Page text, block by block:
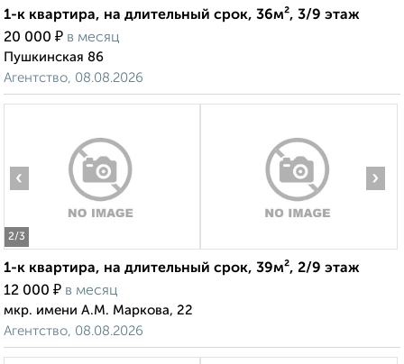
1-к квартира, на длительный срок, 36м², 3/9 этаж
20 000 ₽ в месяц
Пушкинская 86
Агентство, 08.08.2026
2/3
‹ ›
1-к квартира, на длительный срок, 39м², 2/9 этаж
12 000 ₽ в месяц
мкр. имени А.М. Маркова, 22
Агентство, 08.08.2026